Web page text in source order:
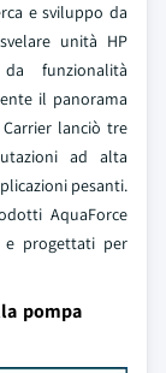
e sviluppo da
unità HP
funzionalità
il panorama
lanciò tre
ad alta
pesanti.
AquaForce
e progettati per
pompa